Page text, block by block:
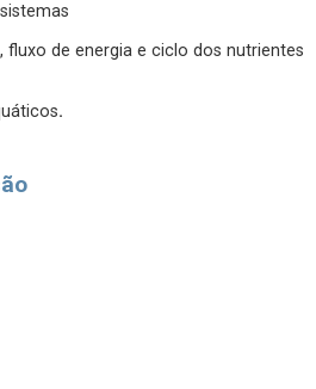
fluxo de energia e ciclo dos nutrientes
.